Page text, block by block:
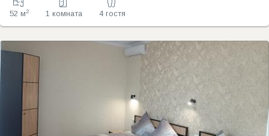
52 м2 1 комната 4 гостя